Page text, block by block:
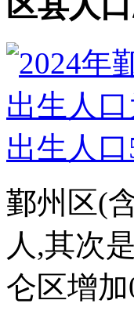
鄞州区(
人,其次
仑区增